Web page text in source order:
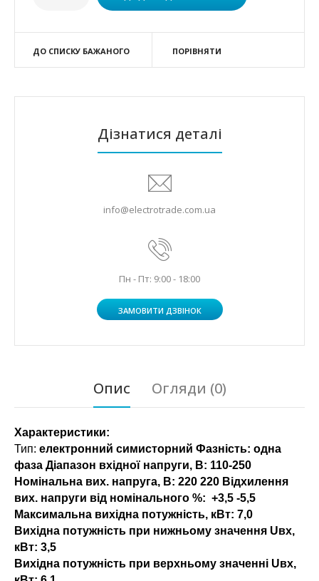
ДО СПИСКУ БАЖАНОГО ПОРІВНЯТИ
Дізнатися деталі
info@electrotrade.com.ua
Пн - Пт: 9:00 - 18:00
ЗАМОВИТИ ДЗВІНОК
Опис Огляди (0)
Характеристики:
Тип: електронний симисторний Фазність: одна
фаза Діапазон вхідної напруги, В: 110-250
Номінальна вих. напруга, В: 220 220 Відхилення
вих. напруги від номінального %: +3,5 -5,5
Максимальна вихідна потужність, кВт: 7,0
Вихідна потужність при нижньому значення Uвх,
кВт: 3,5
Вихідна потужність при верхньому значенні Uвх,